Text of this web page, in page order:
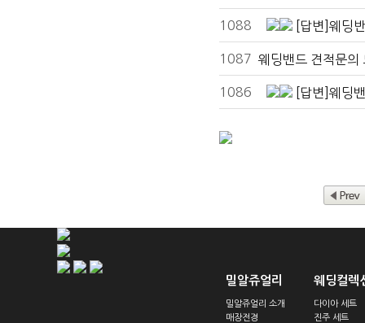
1088 [답변]웨딩
1087 웨딩밴드 견적문의
1086 [답변]웨딩
밀알쥬얼리
밀알쥬얼리 소개
매장전경
웨딩컬렉
다이아 세트
진주 세트